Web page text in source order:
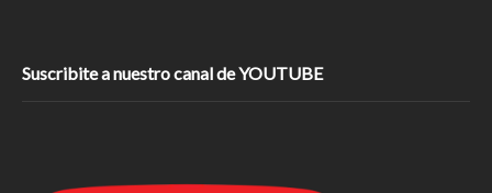
Suscribite a nuestro canal de YOUTUBE